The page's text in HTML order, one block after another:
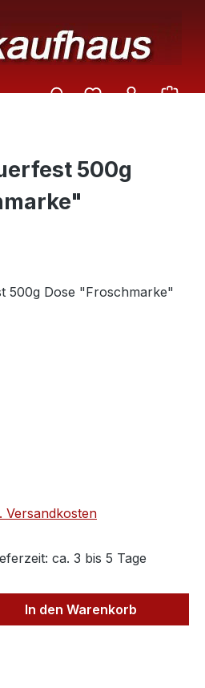
500g
Versandkosten
ca. 3 bis 5 Tage
Gib den
In den Warenkorb